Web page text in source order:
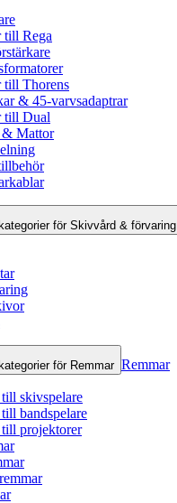
till Rega
till Thorens
& 45-varvsadaptrar
till Dual
& Mattor
för Skivvård & förvaring
för Remmar Remmar
skivspelare
bandspelare
projektorer